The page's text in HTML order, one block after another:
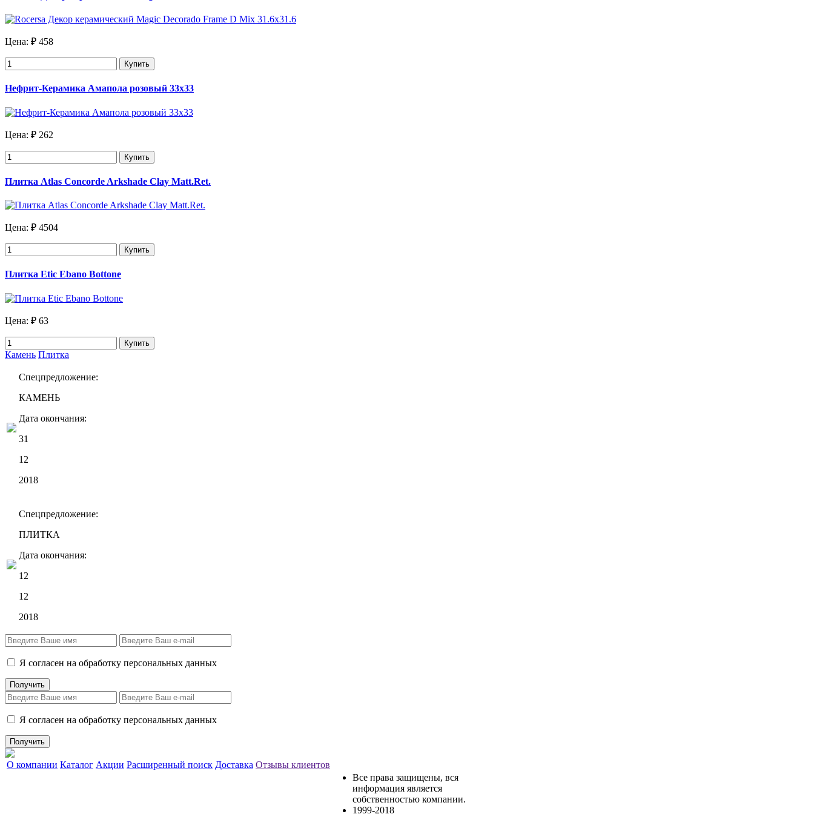
Цена: ₽ 458
Купить
Нефрит-Керамика Амапола розовый 33х33
Цена: ₽ 262
Купить
Плитка Atlas Concorde Arkshade Clay Matt.Ret.
Цена: ₽ 4504
Купить
Плитка Etic Ebano Bottone
Цена: ₽ 63
Купить
Камень Плитка
Спецпредложение:
КАМЕНЬ
Дата окончания:
31
12
2018
Спецпредложение:
ПЛИТКА
Дата окончания:
12
12
2018
Я согласен на обработку персональных данных
Я согласен на обработку персональных данных
О компании Каталог Акции Расширенный поиск Доставка Отзывы клиентов
Все права защищены, вся
информация является
собственностью компании.
1999-2018